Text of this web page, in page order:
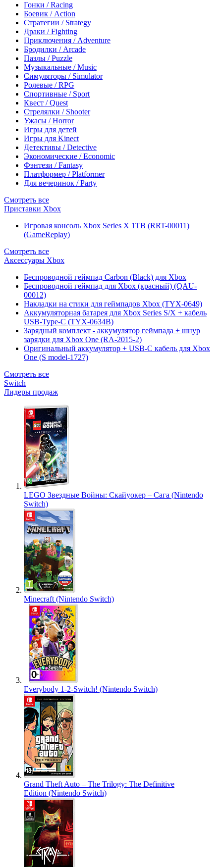
Гонки / Racing
Боевик / Action
Стратегии / Strategy
Драки / Fighting
Приключения / Adventure
Бродилки / Arcade
Пазлы / Puzzle
Музыкальные / Music
Симуляторы / Simulator
Ролевые / RPG
Спортивные / Sport
Квест / Quest
Стрелялки / Shooter
Ужасы / Horror
Игры для детей
Игры для Kinect
Детективы / Detective
Экономические / Economic
Фэнтези / Fantasy
Платформер / Platformer
Для вечеринок / Party
Смотреть все
Приставки Xbox
Игровая консоль Xbox Series X 1TB (RRT-00011)
(GameReplay)
Смотреть все
Аксессуары Xbox
Беспроводной геймпад Carbon (Black) для Xbox
Беспроводной геймпад для Xbox (красный) (QAU-
00012)
Накладки на стики для геймпадов Xbox (TYX-0649)
Аккумуляторная батарея для Xbox Series S/X + кабель
USB-Type-C (TYX-0634B)
Зарядный комплект - аккумулятор геймпада + шнур
зарядки для Xbox One (RA-2015-2)
Оригинальный аккумулятор + USB-C кабель для Xbox
One (S model-1727)
Смотреть все
Switch
Лидеры продаж
LEGO Звездные Войны: Скайуокер – Сага (Nintendo
Switch)
Minecraft (Nintendo Switch)
Everybody 1-2-Switch! (Nintendo Switch)
Grand Theft Auto – The Trilogy: The Definitive
Edition (Nintendo Switch)